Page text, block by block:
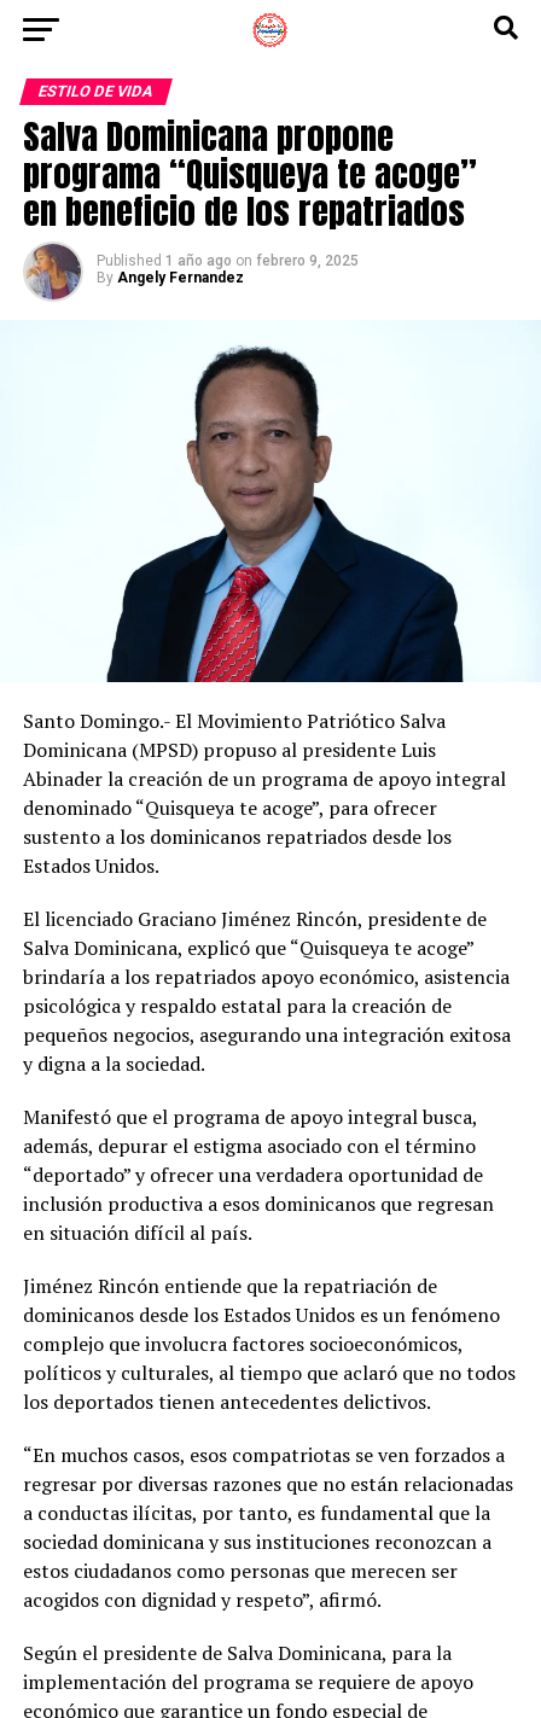
ESTILO DE VIDA
Salva Dominicana propone
programa “Quisqueya te acoge”
en beneficio de los repatriados
Published 1 año ago on febrero 9, 2025
By Angely Fernandez
Santo Domingo.- El Movimiento Patriótico Salva
Dominicana (MPSD) propuso al presidente Luis
Abinader la creación de un programa de apoyo integral
denominado “Quisqueya te acoge”, para ofrecer
sustento a los dominicanos repatriados desde los
Estados Unidos.
El licenciado Graciano Jiménez Rincón, presidente de
Salva Dominicana, explicó que “Quisqueya te acoge”
brindaría a los repatriados apoyo económico, asistencia
psicológica y respaldo estatal para la creación de
pequeños negocios, asegurando una integración exitosa
y digna a la sociedad.
Manifestó que el programa de apoyo integral busca,
además, depurar el estigma asociado con el término
“deportado” y ofrecer una verdadera oportunidad de
inclusión productiva a esos dominicanos que regresan
en situación difícil al país.
Jiménez Rincón entiende que la repatriación de
dominicanos desde los Estados Unidos es un fenómeno
complejo que involucra factores socioeconómicos,
políticos y culturales, al tiempo que aclaró que no todos
los deportados tienen antecedentes delictivos.
“En muchos casos, esos compatriotas se ven forzados a
regresar por diversas razones que no están relacionadas
a conductas ilícitas, por tanto, es fundamental que la
sociedad dominicana y sus instituciones reconozcan a
estos ciudadanos como personas que merecen ser
acogidos con dignidad y respeto”, afirmó.
Según el presidente de Salva Dominicana, para la
implementación del programa se requiere de apoyo
económico que garantice un fondo especial de